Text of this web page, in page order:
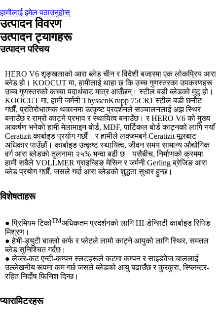
हामीलाई इमेल पठाउनुहोस्
उत्पादन विवरण
उत्पादन ट्यागहरू
उत्पादन परिचय
HERO V6 शृङ्खलाको आरा ब्लेड चीन र विदेशी बजारमा एक लोकप्रिय आरा
ब्लेड हो। KOOCUT मा, हामीलाई थाहा छ कि उच्च गुणस्तरका उपकरणहरू
उच्च गुणस्तरको कच्चा पदार्थबाट मात्र आउँछन्। स्टील बडी ब्लेडको मुटु हो।
KOOCUT मा, हामी जर्मनी ThyssenKrupp 75CR1 स्टील बडी छनौट
गर्छौं, प्रतिरोधात्मक थकानमा उत्कृष्ट प्रदर्शनले सञ्चालनलाई अझ स्थिर
बनाउँछ र राम्रो काट्ने प्रभाव र स्थायित्व बनाउँछ। र HERO V6 को मुख्य
आकर्षण भनेको हामी मेलामाइन बोर्ड, MDF, पार्टिकल बोर्ड काट्नको लागि नयाँ
Ceratizit कार्बाइड प्रयोग गर्छौं। र हामीले लक्जमबर्ग Ceratizit मूलबाट
अधिकार पाउँछौं। कार्बाइड उत्कृष्ट स्थायित्व, जीवन समय सामान्य औद्योगिक
वर्ग आरा ब्लेडको तुलनामा २५% भन्दा बढी छ। यसैबीच, निर्माणको क्रममा
हामी सबैले VOLLMER ग्राइन्डिङ मेसिन र जर्मनी Gerling ब्रेजिङ आरा
ब्लेड प्रयोग गर्छौं, जसले गर्दा आरा ब्लेडको शुद्धता सुधार हुन्छ।
विशेषताहरू
● प्रिमियम टिकोTMअधिकतम प्रदर्शनको लागि HI-डेन्सिटी कार्बाइड रिपिङ
मिश्रण।
● हेभी-ड्युटी बाक्लो कर्फ र प्लेटले लामो काट्ने आयुको लागि स्थिर, समतल
ब्लेड सुनिश्चित गर्दछ।
● लेजर-कट एन्टी-कम्पन स्लटहरूले कटमा कम्पन र साइडवेज चाललाई
उल्लेखनीय रूपमा कम गर्छ जसले ब्लेडको आयु बढाउँछ र कुरकुरा, स्प्लिन्टर-
रहित निर्दोष फिनिश दिन्छ।
प्यारामिटरहरू